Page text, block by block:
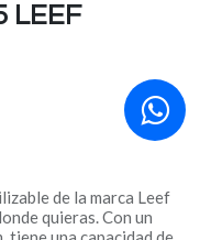
LEEF
de la marca Leef
quieras. Con un